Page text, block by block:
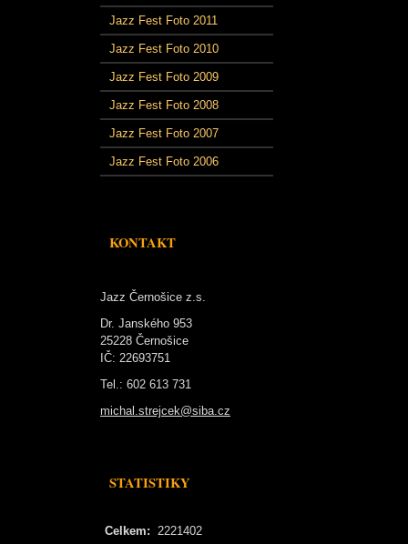
Jazz Fest Foto 2011
Jazz Fest Foto 2010
Jazz Fest Foto 2009
Jazz Fest Foto 2008
Jazz Fest Foto 2007
Jazz Fest Foto 2006
KONTAKT
Jazz Černošice z.s.
Dr. Janského 953
25228 Černošice
IČ: 22693751
Tel.: 602 613 731
michal.strejcek@siba.cz
STATISTIKY
Celkem: 2221402